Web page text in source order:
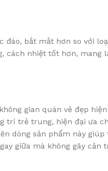
bắt mắt hơn so với
cách nhiệt tốt hơn, mang
gian quán vẻ đẹp hiện
trí trẻ trung, hiện đại ưa
dòng sản phẩm này giúp
giữa mà không gây cản